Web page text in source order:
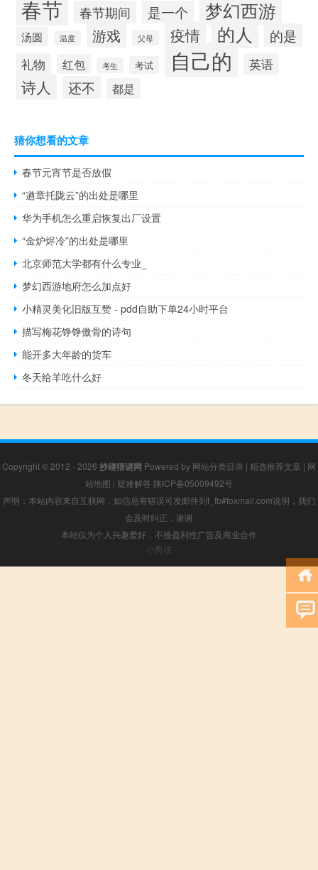
春节 春节期间 是一个 梦幻西游
汤圆 温度 游戏 父母 疫情 的人 的是
礼物 红包 考生 考试 自己的 英语
诗人 还不 都是
猜你想看的文章
春节元宵节是否放假
“遒章托陇云”的出处是哪里
华为手机怎么重启恢复出厂设置
“金炉烬冷”的出处是哪里
北京师范大学都有什么专业_
梦幻西游地府怎么加点好
小精灵美化旧版互赞 - pdd自助下单24小时平台
描写梅花铮铮傲骨的诗句
能开多大年龄的货车
冬天给羊吃什么好
Copyright © 2012 - 2026 抄碰猜谜网 Powered by 网站分类目录 | 精选推荐文章 | 网
站地图 | 疑难解答 陕ICP备05009492号
声明：本站内容来自互联网，如信息有错误可发邮件到f_fb#foxmail.com说明，我们
会及时纠正，谢谢
本站仅为个人兴趣爱好，不接盈利性广告及商业合作
小男孩